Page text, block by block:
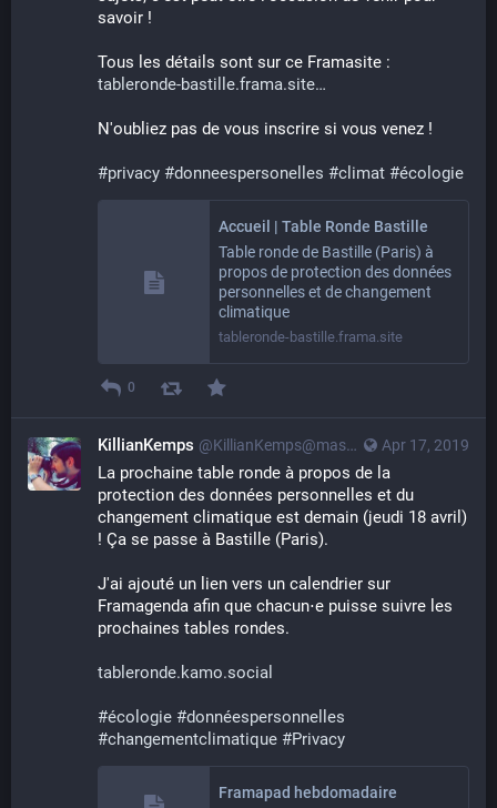
savoir !
Tous les détails sont sur ce Framasite :
tableronde-bastille.frama.site
N'oubliez pas de vous inscrire si vous venez !
#privacy #donneespersonelles #climat #écologie
Accueil | Table Ronde Bastille
Table ronde de Bastille (Paris) à
propos de protection des données
personnelles et de changement
climatique
tableronde-bastille.frama.site
0
Apr 17, 2019
KillianKemps @KillianKemps@mastodon.qowala.org
La prochaine table ronde à propos de la
protection des données personnelles et du
changement climatique est demain (jeudi 18 avril)
! Ça se passe à Bastille (Paris).
J'ai ajouté un lien vers un calendrier sur
Framagenda afin que chacun⋅e puisse suivre les
prochaines tables rondes.
tableronde.kamo.social
#écologie #donnéespersonnelles
#changementclimatique #Privacy
Framapad hebdomadaire